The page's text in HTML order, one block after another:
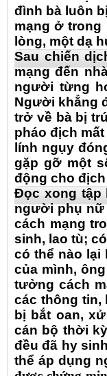
đình bà luôn
mạng ở trong
lòng, một dạ
Sau chiến
mạng đến
người từng
Người khẳng
trở về bà bị
pháo địch
lính ngụy
gặp gỡ một
động cho
Đọc xong tập
người phụ nữ
cách mạng
sinh, lao tù;
có thể nào lại
của mình,
tưởng cách
các thông tin,
bị bắt oan,
cán bộ thời
đều đã hy
thể áp dụng